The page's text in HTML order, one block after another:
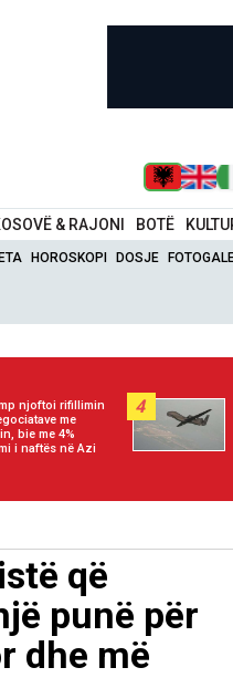
& RAJONI BOTË
HOROSKOPI DOSJE
njoftoi rifillimin
me
bie me 4%
i naftës në Azi
4
që
punë për
dhe më